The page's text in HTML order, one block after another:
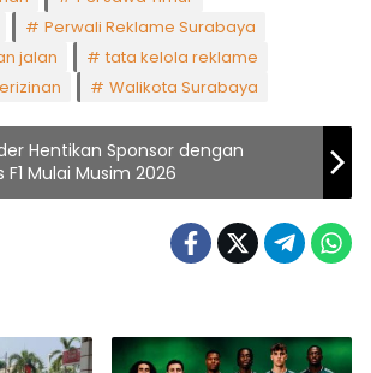
Perwali Reklame Surabaya
jalan
tata kelola reklame
Walikota Surabaya
Hentikan Sponsor dengan
F1 Mulai Musim 2026